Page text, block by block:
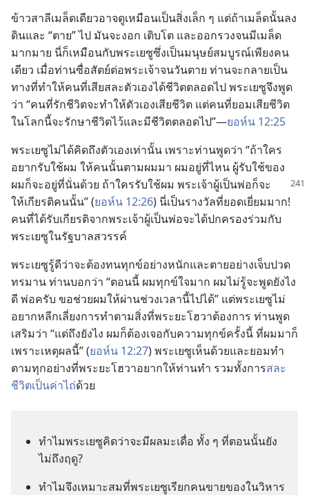
ข้าว​สาลี​เมล็ด​เดียว​อาจ​ดู​เหมือน​เป็น​สิ่ง​เล็ก ๆ แต่​ถ้า​เมล็ด​นั้น​ลง​
ดิน​และ “ตาย” ไป มัน​จะ​งอก เติบโต และ​ออก​รวง​จน​มี​เมล็ด​
มาก​มาย นี่​ก็​เหมือน​กับ​พระ​เยซู​ซึ่ง​เป็น​มนุษย์​สมบูรณ์​เพียง​คน​
เดียว เมื่อ​ท่าน​ซื่อ​สัตย์​ต่อ​พระเจ้า​จน​วัน​ตาย ท่าน​จะ​กลาย​เป็น​
ทาง​ที่​ทำ​ให้​คน​ที่​เสีย​สละ​ตัว​เอง​ได้​ชีวิต​ตลอด​ไป พระ​เยซู​จึง​พูด​
ว่า “คน​ที่​รัก​ชีวิต​จะ​ทำ​ให้​ตัว​เอง​เสีย​ชีวิต แต่​คน​ที่​ยอม​เสีย​ชีวิต​
ใน​โลก​นี้​จะ​รักษา​ชีวิต​ไว้​และ​มี​ชีวิต​ตลอด​ไป”—ยอห์น 12:25
พระ​เยซู​ไม่​ได้​คิด​ถึง​ตัว​เอง​เท่า​นั้น เพราะ​ท่าน​พูด​ว่า “ถ้า​ใคร​
อยาก​รับใช้​ผม ให้​คน​นั้น​ตาม​ผม​มา ผม​อยู่​ที่​ไหน ผู้​รับใช้​ของ​
ผม​ก็​จะ​อยู่​ที่​นั่น​ด้วย ถ้า​ใคร​รับใช้​ผม พระเจ้า​ผู้​เป็น​พ่อ​ก็​จะ​
ให้​เกียรติ​คน​นั้น” (ยอห์น 12:26) นี่​เป็น​รางวัล​ที่​ยอด​เยี่ยม​มาก!
คน​ที่​ได้​รับ​เกียรติ​จาก​พระเจ้า​ผู้​เป็น​พ่อ​จะ​ได้​ปกครอง​ร่วม​กับ​
พระ​เยซู​ใน​รัฐบาล​สวรรค์
พระ​เยซู​รู้​ดี​ว่า​จะ​ต้อง​ทน​ทุกข์​อย่าง​หนัก​และ​ตาย​อย่าง​เจ็บ​ปวด​
ทรมาน ท่าน​บอก​ว่า “ตอน​นี้ ผม​ทุกข์​ใจ​มาก ผม​ไม่​รู้​จะ​พูด​ยัง​ไง​
ดี พ่อ​ครับ ขอ​ช่วย​ผม​ให้​ผ่าน​ช่วง​เวลา​นี้​ไป​ได้” แต่​พระ​เยซู​ไม่​
อยาก​หลีก​เลี่ยง​การ​ทำ​ตาม​สิ่ง​ที่​พระ​ยะโฮวา​ต้องการ ท่าน​พูด​
เสริม​ว่า “แต่​ถึง​ยัง​ไง ผม​ก็​ต้อง​เจอ​กับ​ความ​ทุกข์​ครั้ง​นี้ ที่​ผม​มา​ก็​
เพราะ​เหตุ​ผล​นี้” (ยอห์น 12:27) พระ​เยซู​เห็น​ด้วย​และ​ยอม​ทำ​
ตาม​ทุก​อย่าง​ที่​พระ​ยะโฮวา​อยาก​ให้​ท่าน​ทำ รวม​ทั้ง​การ​สละ​
ชีวิต​เป็น​ค่า​ไถ่​ด้วย
ทำไม​พระ​เยซู​คิด​ว่า​จะ​มี​ผล​มะเดื่อ ทั้ง ๆ ที่​ตอน​นั้น​ยัง​
ไม่​ถึง​ฤดู?
ทำไม​จึง​เหมาะ​สม​ที่​พระ​เยซู​เรียก​คน​ขาย​ของ​ใน​วิหาร​